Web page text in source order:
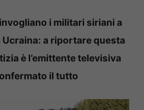
i militari siriani a
a riportare questa
è l’emittente televisiva
il tutto